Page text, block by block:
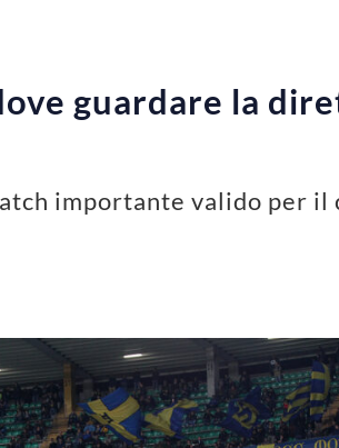
guardare la
importante valido per il